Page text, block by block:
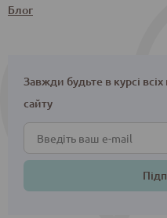
Блог
Завжди будьте в курсі
сайту